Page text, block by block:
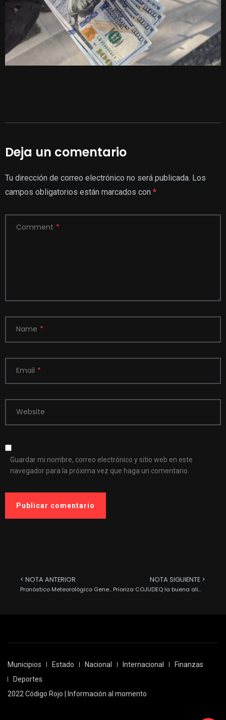
Deja un comentario
Tu dirección de correo electrónico no será publicada. Los
campos obligatorios están marcados con *
Comment *
Name *
Email *
Website
Guardar mi nombre, correo electrónico y sitio web en este
navegador para la próxima vez que haga un comentario.
< NOTA ANTERIOR
Pronóstico Meteorológico General para hoy 16 de Octubre del 2022.
NOTA SIGUIENTE >
Prioriza COJUDEQ la buena alimentación en los deportistas
Municipios Estado Nacional Internacional
Finanzas
Deportes
2022 Código Rojo | Información al momento